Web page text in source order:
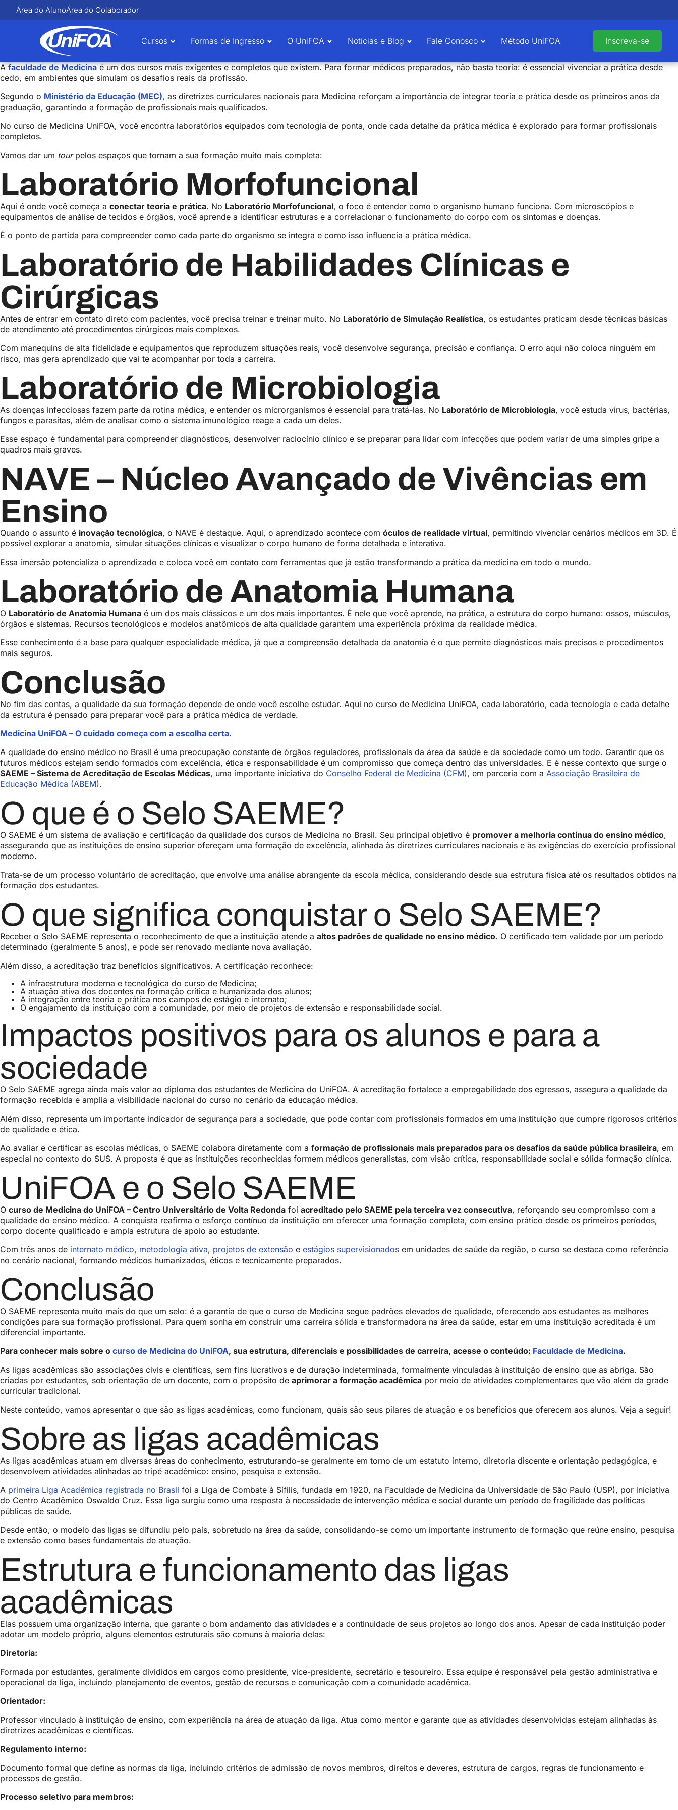
Área do AlunoÁrea do Colaborador
Cursos Formas de Ingresso O UniFOA Notícias e Blog Fale Conosco Método UniFOA Inscreva-se
Afaculdade de Medicinaé um dos cursos mais exigentes e completos que existem. Para formar médicos preparados, não basta teoria: é essencial vivenciar a prática desde
cedo, em ambientes que simulam os desafios reais da profissão.
Segundo o Ministério da Educação (MEC), as diretrizes curriculares nacionais para Medicina reforçam a importância de integrar teoria e prática desde os primeiros anos da
graduação, garantindo a formação de profissionais mais qualificados.
No curso de Medicina UniFOA, você encontra laboratórios equipados com tecnologia de ponta, onde cada detalhe da prática médica é explorado para formar profissionais
completos.
Vamos dar um tourpelos espaços que tornam a sua formação muito mais completa:
Laboratório Morfofuncional
Aqui é onde você começa a conectar teoria e prática. No Laboratório Morfofuncional, o foco é entender como o organismo humano funciona. Com microscópios e
equipamentos de análise de tecidos e órgãos, você aprende a identificar estruturas e a correlacionar o funcionamento do corpo com os sintomas e doenças.
É o ponto de partida para compreender como cada parte do organismo se integra e como isso influencia a prática médica.
Laboratório de Habilidades Clínicas e
Cirúrgicas
Antes de entrar em contato direto com pacientes, você precisa treinar e treinar muito. No Laboratório de Simulação Realística, os estudantes praticam desde técnicas básicas
de atendimento até procedimentos cirúrgicos mais complexos.
Com manequins de alta fidelidade e equipamentos que reproduzem situações reais, você desenvolve segurança, precisão e confiança. O erro aqui não coloca ninguém em
risco, mas gera aprendizado que vai te acompanhar por toda a carreira.
Laboratório de Microbiologia
As doenças infecciosas fazem parte da rotina médica, e entender os microrganismos é essencial para tratá-las. No Laboratório de Microbiologia, você estuda vírus, bactérias,
fungos e parasitas, além de analisar como o sistema imunológico reage a cada um deles.
Esse espaço é fundamental para compreender diagnósticos, desenvolver raciocínio clínico e se preparar para lidar com infecções que podem variar de uma simples gripe a
quadros mais graves.
NAVE – Núcleo Avançado de Vivências em
Ensino
Quando o assunto é inovação tecnológica, o NAVE é destaque. Aqui, o aprendizado acontece com óculos de realidade virtual, permitindo vivenciar cenários médicos em 3D. É
possível explorar a anatomia, simular situações clínicas e visualizar o corpo humano de forma detalhada e interativa.
Essa imersão potencializa o aprendizado e coloca você em contato com ferramentas que já estão transformando a prática da medicina em todo o mundo.
Laboratório de Anatomia Humana
O Laboratório de Anatomia Humana é um dos mais clássicos e um dos mais importantes. É nele que você aprende, na prática, a estrutura do corpo humano: ossos, músculos,
órgãos e sistemas. Recursos tecnológicos e modelos anatômicos de alta qualidade garantem uma experiência próxima da realidade médica.
Esse conhecimento é a base para qualquer especialidade médica, já que a compreensão detalhada da anatomia é o que permite diagnósticos mais precisos e procedimentos
mais seguros.
Conclusão
No fim das contas, a qualidade da sua formação depende de onde você escolhe estudar. Aqui no curso de Medicina UniFOA, cada laboratório, cada tecnologia e cada detalhe
da estrutura é pensado para preparar você para a prática médica de verdade.
Medicina UniFOA – O cuidado começa com a escolha certa.
A qualidade do ensino médico no Brasil é uma preocupação constante de órgãos reguladores, profissionais da área da saúde e da sociedade como um todo. Garantir que os
futuros médicos estejam sendo formados com excelência, ética e responsabilidade é um compromisso que começa dentro das universidades. E é nesse contexto que surge o
SAEME – Sistema de Acreditação de Escolas Médicas, uma importante iniciativa do Conselho Federal de Medicina (CFM), em parceria com a Associação Brasileira de
Educação Médica (ABEM).
O que é o Selo SAEME?
O SAEME é um sistema de avaliação e certificação da qualidade dos cursos de Medicina no Brasil. Seu principal objetivo é promover a melhoria contínua do ensino médico,
assegurando que as instituições de ensino superior ofereçam uma formação de excelência, alinhada às diretrizes curriculares nacionais e às exigências do exercício profissional
moderno.
Trata-se de um processo voluntário de acreditação, que envolve uma análise abrangente da escola médica, considerando desde sua estrutura física até os resultados obtidos na
formação dos estudantes.
O que significa conquistar o Selo SAEME?
Receber o Selo SAEME representa o reconhecimento de que a instituição atende a altos padrões de qualidade no ensino médico. O certificado tem validade por um período
determinado (geralmente 5 anos), e pode ser renovado mediante nova avaliação.
Além disso, a acreditação traz benefícios significativos. A certificação reconhece:
A infraestrutura moderna e tecnológica do curso de Medicina;
A atuação ativa dos docentes na formação crítica e humanizada dos alunos;
A integração entre teoria e prática nos campos de estágio e internato;
O engajamento da instituição com a comunidade, por meio de projetos de extensão e responsabilidade social.
Impactos positivos para os alunos e para a
sociedade
O Selo SAEME agrega ainda mais valor ao diploma dos estudantes de Medicina do UniFOA. A acreditação fortalece a empregabilidade dos egressos, assegura a qualidade da
formação recebida e amplia a visibilidade nacional do curso no cenário da educação médica.
Além disso, representa um importante indicador de segurança para a sociedade, que pode contar com profissionais formados em uma instituição que cumpre rigorosos critérios
de qualidade e ética.
Ao avaliar e certificar as escolas médicas, o SAEME colabora diretamente com a formação de profissionais mais preparados para os desafios da saúde pública brasileira, em
especial no contexto do SUS. A proposta é que as instituições reconhecidas formem médicos generalistas, com visão crítica, responsabilidade social e sólida formação clínica.
UniFOA e o Selo SAEME
O curso de Medicina do UniFOA – Centro Universitário de Volta Redonda foi acreditado pelo SAEME pela terceira vez consecutiva, reforçando seu compromisso com a
qualidade do ensino médico. A conquista reafirma o esforço contínuo da instituição em oferecer uma formação completa, com ensino prático desde os primeiros períodos,
corpo docente qualificado e ampla estrutura de apoio ao estudante.
Com três anos de internato médico, metodologia ativa, projetos de extensão e estágios supervisionados em unidades de saúde da região, o curso se destaca como referência
no cenário nacional, formando médicos humanizados, éticos e tecnicamente preparados.
Conclusão
O SAEME representa muito mais do que um selo: é a garantia de que o curso de Medicina segue padrões elevados de qualidade, oferecendo aos estudantes as melhores
condições para sua formação profissional. Para quem sonha em construir uma carreira sólida e transformadora na área da saúde, estar em uma instituição acreditada é um
diferencial importante.
Para conhecer mais sobre o curso de Medicina do UniFOA, sua estrutura, diferenciais e possibilidades de carreira, acesse o conteúdo: Faculdade de Medicina.
As ligas acadêmicas são associações civis e científicas, sem fins lucrativos e de duração indeterminada, formalmente vinculadas à instituição de ensino que as abriga. São
criadas por estudantes, sob orientação de um docente, com o propósito de aprimorar a formação acadêmica por meio de atividades complementares que vão além da grade
curricular tradicional.
Neste conteúdo, vamos apresentar o que são as ligas acadêmicas, como funcionam, quais são seus pilares de atuação e os benefícios que oferecem aos alunos. Veja a seguir!
Sobre as ligas acadêmicas
As ligas acadêmicas atuam em diversas áreas do conhecimento, estruturando-se geralmente em torno de um estatuto interno, diretoria discente e orientação pedagógica, e
desenvolvem atividades alinhadas ao tripé acadêmico: ensino, pesquisa e extensão.
A primeira Liga Acadêmica registrada no Brasil foi a Liga de Combate à Sífilis, fundada em 1920, na Faculdade de Medicina da Universidade de São Paulo (USP), por iniciativa
do Centro Acadêmico Oswaldo Cruz. Essa liga surgiu como uma resposta à necessidade de intervenção médica e social durante um período de fragilidade das políticas
públicas de saúde.
Desde então, o modelo das ligas se difundiu pelo país, sobretudo na área da saúde, consolidando-se como um importante instrumento de formação que reúne ensino, pesquisa
e extensão como bases fundamentais de atuação.
Estrutura e funcionamento das ligas
acadêmicas
Elas possuem uma organização interna, que garante o bom andamento das atividades e a continuidade de seus projetos ao longo dos anos. Apesar de cada instituição poder
adotar um modelo próprio, alguns elementos estruturais são comuns à maioria delas:
Diretoria:
Formada por estudantes, geralmente divididos em cargos como presidente, vice-presidente, secretário e tesoureiro. Essa equipe é responsável pela gestão administrativa e
operacional da liga, incluindo planejamento de eventos, gestão de recursos e comunicação com a comunidade acadêmica.
Orientador:
Professor vinculado à instituição de ensino, com experiência na área de atuação da liga. Atua como mentor e garante que as atividades desenvolvidas estejam alinhadas às
diretrizes acadêmicas e científicas.
Regulamento interno:
Documento formal que define as normas da liga, incluindo critérios de admissão de novos membros, direitos e deveres, estrutura de cargos, regras de funcionamento e
processos de gestão.
Processo seletivo para membros: